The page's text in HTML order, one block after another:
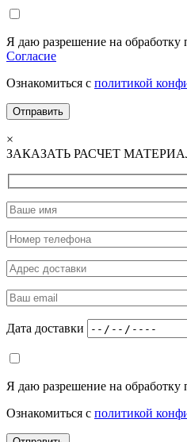
Я даю разрешение на
Согласие
Ознакомиться с политикой
×
ЗАКАЗАТЬ РАСЧЕТ
Дата доставки
Я даю разрешение на
Ознакомиться с политикой